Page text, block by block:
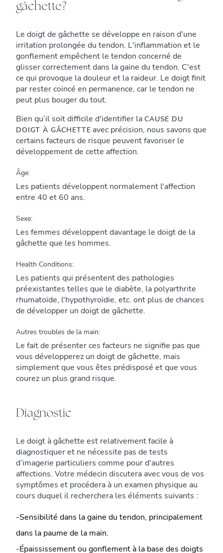
gâchette?
Le doigt de gâchette se développe en raison d'une
irritation prolongée du tendon. L'inflammation et le
gonflement empêchent le tendon concerné de
glisser correctement dans la gaine du tendon. C'est
ce qui provoque la douleur et la raideur. Le doigt finit
par rester coincé en permanence, car le tendon ne
peut plus bouger du tout.
Bien qu’il soit difficile d'identifier la CAUSE DU
DOIGT À GÂCHETTE avec précision, nous savons que
certains facteurs de risque peuvent favoriser le
développement de cette affection.
Âge:
Les patients développent normalement l'affection
entre 40 et 60 ans.
Sexe:
Les femmes développent davantage le doigt de la
gâchette que les hommes.
Health Conditions:
Les patients qui présentent des pathologies
préexistantes telles que le diabète, la polyarthrite
rhumatoïde, l'hypothyroïdie, etc. ont plus de chances
de développer un doigt de gâchette.
Autres troubles de la main:
Le fait de présenter ces facteurs ne signifie pas que
vous développerez un doigt de gâchette, mais
simplement que vous êtes prédisposé et que vous
courez un plus grand risque.
Diagnostic
Le doigt à gâchette est relativement facile à
diagnostiquer et ne nécessite pas de tests
d’imagerie particuliers comme pour d'autres
affections. Votre médecin discutera avec vous de vos
symptômes et procédera à un examen physique au
cours duquel il recherchera les éléments suivants :
-Sensibilité dans la gaine du tendon, principalement
dans la paume de la main.
-Épaississement ou gonflement à la base des doigts